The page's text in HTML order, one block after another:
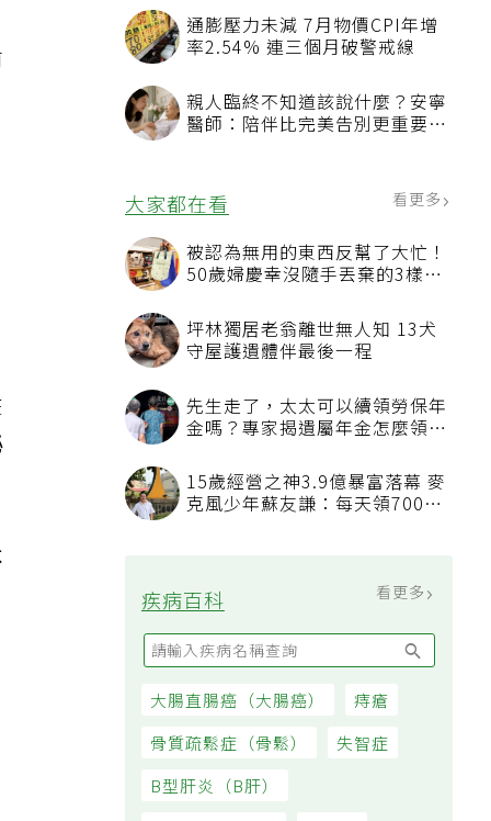
通膨壓力未減 7月物價CPI年增
率2.54% 連三個月破警戒線
親人臨終不知道該說什麼？安寧
醫師：陪伴比完美告別更重要，
大家都在看
被認為無用的東西反幫了大忙！
50歲婦慶幸沒隨手丟棄的3樣物
坪林獨居老翁離世無人知 13犬
守屋護遺體伴最後一程
先生走了，太太可以續領勞保年
看順位還要看資格
15歲經營之神3.9億暴富落幕 麥
疾病百科